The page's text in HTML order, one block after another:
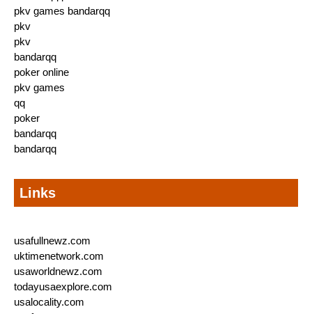
pkv games bandarqq
pkv
pkv
bandarqq
poker online
pkv games
qq
poker
bandarqq
bandarqq
Links
usafullnewz.com
uktimenetwork.com
usaworldnewz.com
todayusaexplore.com
usalocality.com